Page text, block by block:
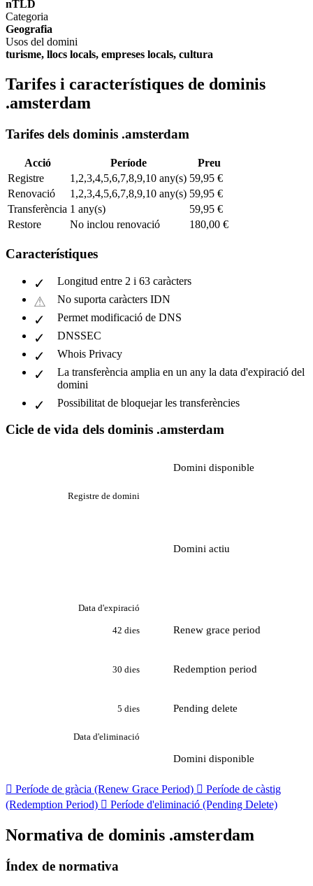
nTLD
Categoria
Geografia
Usos del domini
turisme, llocs locals, empreses locals, cultura
Tarifes i característiques de dominis
.amsterdam
Tarifes dels dominis .amsterdam
Acció Període
Preu
Registre
1,2,3,4,5,6,7,8,9,10 any(s) 59,95 €
Renovació
1,2,3,4,5,6,7,8,9,10 any(s) 59,95 €
Transferència 1 any(s)
59,95 €
Restore
No inclou renovació 180,00 €
Característiques
Longitud entre 2 i 63 caràcters
No suporta caràcters IDN
Permet modificació de DNS
DNSSEC
Whois Privacy
La transferència amplia en un any la data d'expiració del
domini
Possibilitat de bloquejar les transferències
Cicle de vida dels dominis .amsterdam
Domini disponible
Registre de domini
Domini actiu
Data d'expiració
42 dies Renew grace period
30 dies Redemption period
5 dies Pending delete
Data d'eliminació
Domini disponible
 Període de gràcia (Renew Grace Period)  Període de càstig
(Redemption Period)  Període d'eliminació (Pending Delete)
Normativa de dominis .amsterdam
Índex de normativa